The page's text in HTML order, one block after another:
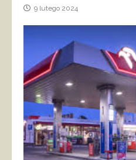
9 lutego 2024